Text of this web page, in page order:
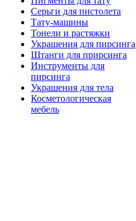
Серьги для пистолета
Тату-машины
Тонели и растяжки
Украшения для пирсинга
Штанги для прирсинга
Инструменты для
пирсинга
Украшения для тела
Косметологическая
мебель